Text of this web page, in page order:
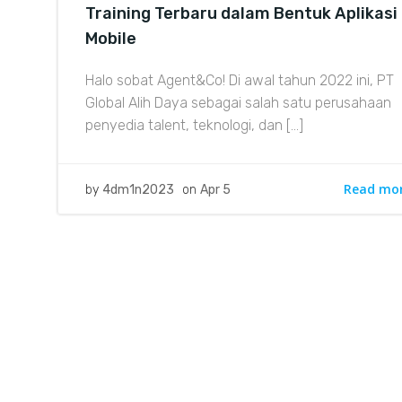
Training Terbaru dalam Bentuk Aplikasi
Mobile
Halo sobat Agent&Co! Di awal tahun 2022 ini, PT
Global Alih Daya sebagai salah satu perusahaan
penyedia talent, teknologi, dan […]
by 4dm1n2023 on Apr 5 Read